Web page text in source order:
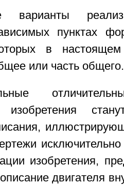
варианты
пунктах
в
или часть общего.
изобретения
изобретения,
двигателя